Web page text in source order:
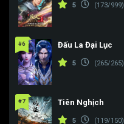
5 (173/999)
#6 Đấu La Đại Lục
5 (265/265)
#7 Tiên Nghịch
5 (119/150)